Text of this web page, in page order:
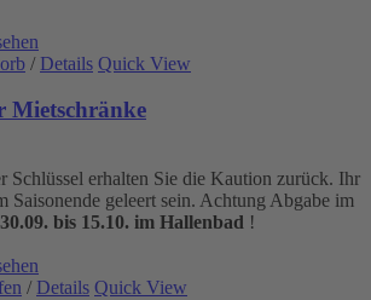
/ Details Quick View
Mietschränke
Schlüssel erhalten Sie die Kaution zurück. Ihr
Saisonende geleert sein. Achtung Abgabe im
30.09. bis 15.10. im Hallenbad !
/ Details Quick View